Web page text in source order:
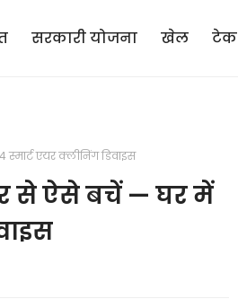
सरकारी योजना खेल टेक
एयर क्लीनिंग डिवाइस
से ऐसे बचें — घर में